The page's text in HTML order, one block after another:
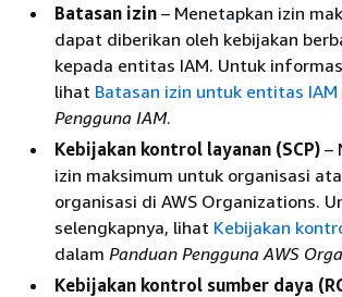
Batasan izin – Menetapkan izin
dapat diberikan oleh kebijakan
kepada entitas IAM. Untuk
lihat Batasan izin untuk entitas IAM
Pengguna IAM.
Kebijakan kontrol layanan (SCP) –
izin maksimum untuk organisasi
organisasi di AWS Organizations.
selengkapnya, lihat Kebijakan
dalam Panduan Pengguna AWS
Kebijakan kontrol sumber daya